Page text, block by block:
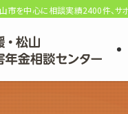
由
山市を中心に相談実績2400件、